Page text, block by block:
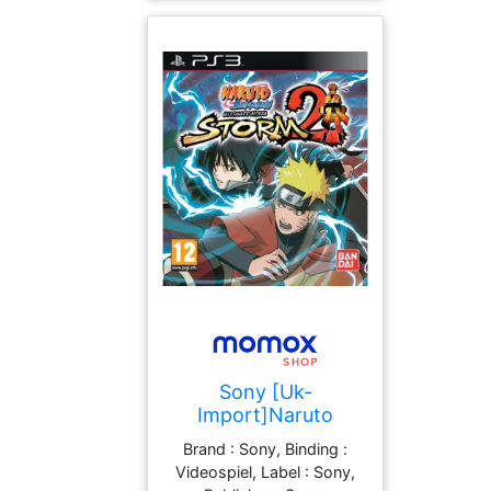
Videospiel, 0 : Xbox 360,
Sony [Uk-
Import]Naruto
Shippuden Ultimate
Ninja Storm 2 Game
Ps3
Brand : Sony, Binding :
Videospiel, Label : Sony,